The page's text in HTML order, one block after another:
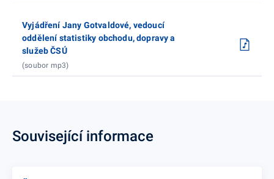
Vyjádření Jany Gotvaldové, vedoucí
oddělení statistiky obchodu, dopravy a
služeb ČSÚ
(soubor mp3)
Související informace